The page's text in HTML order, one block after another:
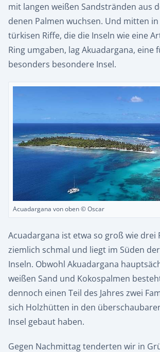
mit langen weißen Sandstränden aus
denen Palmen wuchsen. Und mitten
türkisen Riffe, die die Inseln wie eine
Ring umgaben, lag Akuadargana, eine
besonders besondere Insel.
Acuadargana von oben © Oscar
Acuadargana ist etwa so groß wie drei
ziemlich schmal und liegt im Süden
Inseln. Obwohl Akuadargana
weißen Sand und Kokospalmen
dennoch einen Teil des Jahres zwei
sich Holzhütten in den
Insel gebaut haben.
Gegen Nachmittag tenderten wir in